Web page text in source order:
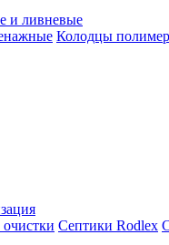
и ливневые
Колодцы
Септики Rodlex